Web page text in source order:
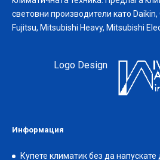
световни производители като Daikin,
Fujitsu, Mitsubishi Heavy, Mitsubishi
Logo Design
Информация
Купете климатик без да